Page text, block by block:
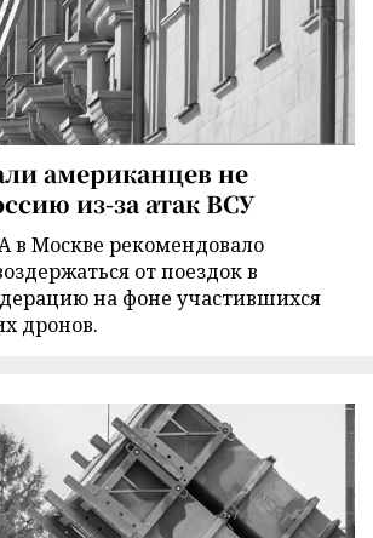
американцев не
из-за атак ВСУ
в Москве рекомендовало
от поездок в
на фоне участившихся
дронов.